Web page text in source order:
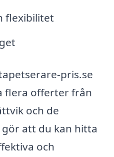
flexibilitet
pris.se
flera offerter från
och de
att du kan hitta
och